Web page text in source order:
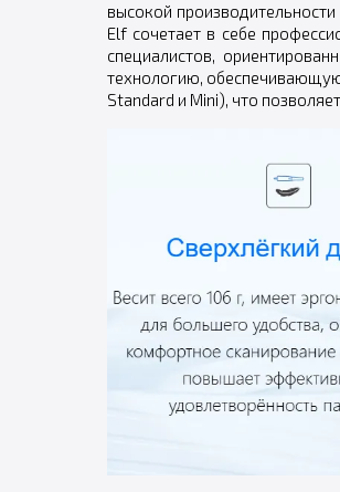
высокой
Elf сочетает в себе
специалистов,
технологию,
Standard и Mini), что